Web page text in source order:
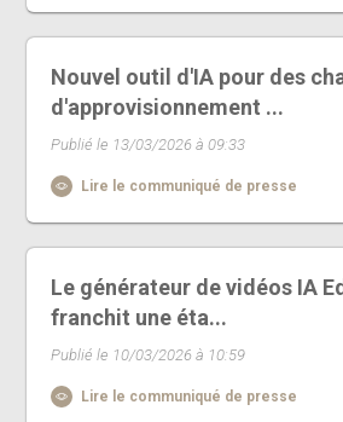
Nouvel outil d'IA pour des
d'approvisionnement ...
Publié le 13/03/2026 à 09:33
Lire le communiqué de presse
Le générateur de vidéos IA
franchit une éta...
Publié le 10/03/2026 à 10:59
Lire le communiqué de presse